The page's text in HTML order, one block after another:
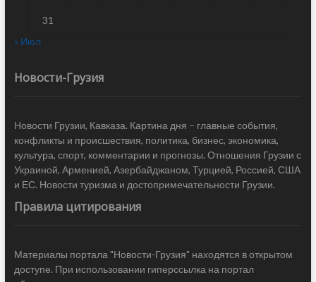
31
« Июл
Новости-Грузия
Новости Грузии, Кавказа. Картина дня – главные события,
конфликты и происшествия, политика, бизнес, экономика,
культура, спорт, комментарии и прогнозы. Отношения Грузии с
Украиной, Арменией, Азербайджаном, Турцией, Россией, США
и ЕС. Новости туризма и достопримечательности Грузии.
Правила цитирования
Материалы портала "Новости-Грузия" находятся в открытом
доступе. При использовании гиперссылка на портал